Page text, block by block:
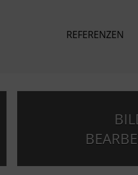
REFERENZEN